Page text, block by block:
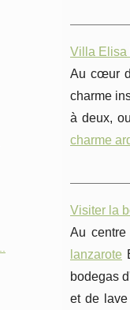
Villa Elisa
Au cœur
charme
à deux,
charme
Visiter la
Au
lanzarote
bodegas
et de